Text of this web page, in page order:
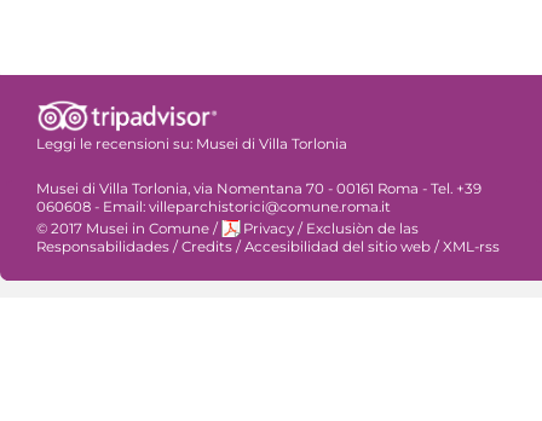
Leggi le recensioni su: Musei di Villa Torlonia
Musei di Villa Torlonia, via Nomentana 70 - 00161 Roma - Tel. +39
060608 - Email: villeparchistorici@comune.roma.it
© 2017 Musei in Comune / Privacy / Exclusiòn de las
Responsabilidades / Credits / Accesibilidad del sitio web / XML-rss